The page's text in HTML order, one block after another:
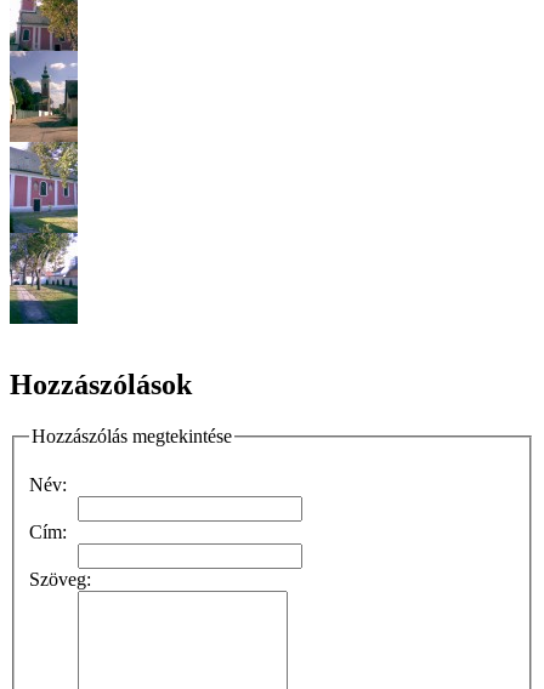
Hozzászólások
Hozzászólás megtekintése
Név:
Cím:
Szöveg: